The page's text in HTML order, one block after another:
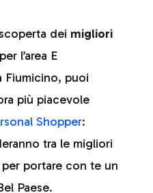
dei migliori
l’area E
Fiumicino, puoi
più piacevole
Shopper:
tra le migliori
portare con te un
Paese.